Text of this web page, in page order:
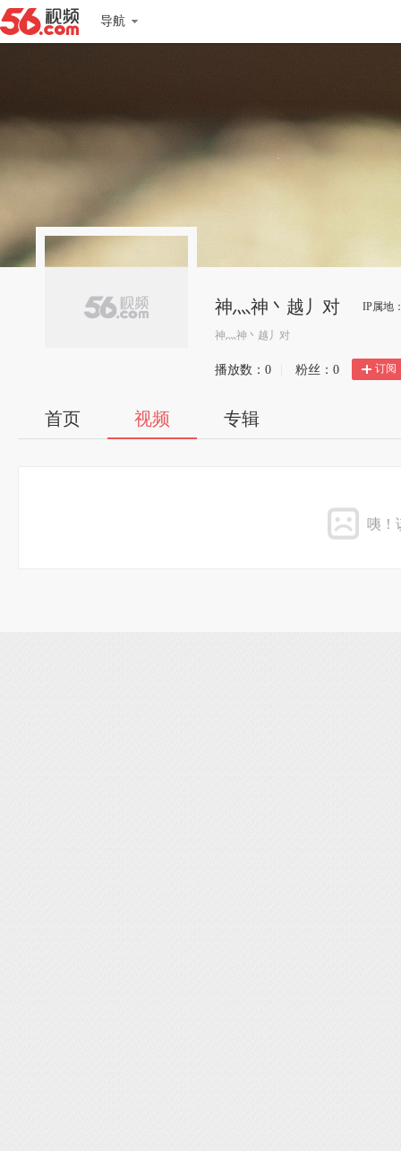
导航
神灬神丶越丿对 IP属地
神灬神丶越丿对
播放数： 0 粉丝： 0 订阅
首页 视频 专辑
咦！